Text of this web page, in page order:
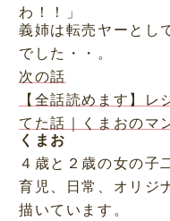
わ！！」
義姉は転売ヤーとし
でした・・。
次の話
【全話読めます】
てた話｜くまおのマ
くまお
４歳と２歳の女の子
育児、日常、オリジ
描いています。